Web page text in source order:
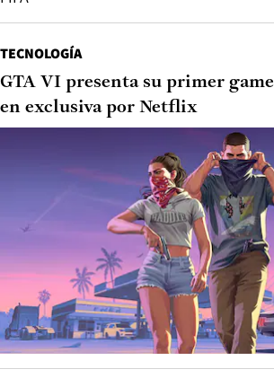
TECNOLOGÍA
GTA VI presenta su primer
en exclusiva por Netflix